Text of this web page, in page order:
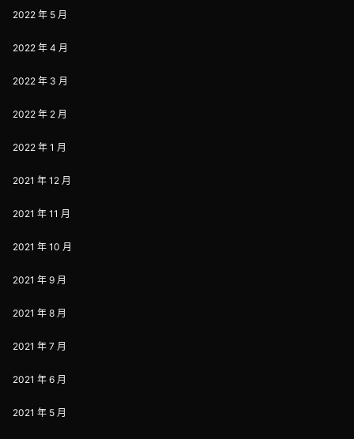
2022 年 5 月
2022 年 4 月
2022 年 3 月
2022 年 2 月
2022 年 1 月
2021 年 12 月
2021 年 11 月
2021 年 10 月
2021 年 9 月
2021 年 8 月
2021 年 7 月
2021 年 6 月
2021 年 5 月